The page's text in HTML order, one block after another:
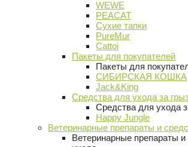
WEWE
PEACAT
Сухие тапки
PureMur
Cattoi
Пакеты для покупателей
Пакеты для
СИБИРСКАЯ КОШКА
Jack&King
Средства для ухода за
Средства для ухода
Happy Jungle
Ветеринарные препараты и
Ветеринарные препараты и